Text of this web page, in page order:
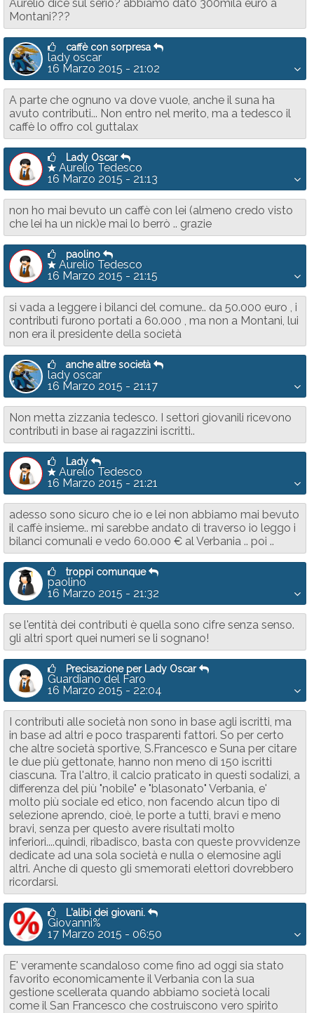
Aurelio dice sul serio? abbiamo dato 300mila euro a
Montani???
caffè con sorpresa
lady oscar
16 Marzo 2015 - 21:02
A parte che ognuno va dove vuole, anche il suna ha
avuto contributi... Non entro nel merito, ma a tedesco il
caffè lo offro col guttalax
Lady Oscar
Aurelio Tedesco
16 Marzo 2015 - 21:13
non ho mai bevuto un caffè con lei (almeno credo visto
che lei ha un nick)e mai lo berrò .. grazie
paolino
Aurelio Tedesco
16 Marzo 2015 - 21:15
si vada a leggere i bilanci del comune.. da 50.000 euro , i
contributi furono portati a 60.000 , ma non a Montani, lui
non era il presidente della società
anche altre società
lady oscar
16 Marzo 2015 - 21:17
Non metta zizzania tedesco. I settori giovanili ricevono
contributi in base ai ragazzini iscritti..
Lady
Aurelio Tedesco
16 Marzo 2015 - 21:21
adesso sono sicuro che io e lei non abbiamo mai bevuto
il caffè insieme.. mi sarebbe andato di traverso io leggo i
bilanci comunali e vedo 60.000 € al Verbania .. poi ..
troppi comunque
paolino
16 Marzo 2015 - 21:32
se l'entità dei contributi è quella sono cifre senza senso.
gli altri sport quei numeri se li sognano!
Precisazione per Lady Oscar
Guardiano del Faro
16 Marzo 2015 - 22:04
I contributi alle società non sono in base agli iscritti, ma
in base ad altri e poco trasparenti fattori. So per certo
che altre società sportive, S.Francesco e Suna per citare
le due più gettonate, hanno non meno di 150 iscritti
ciascuna. Tra l'altro, il calcio praticato in questi sodalizi, a
differenza del più "nobile" e "blasonato" Verbania, e'
molto più sociale ed etico, non facendo alcun tipo di
selezione aprendo, cioè, le porte a tutti, bravi e meno
bravi, senza per questo avere risultati molto
inferiori....quindi, ribadisco, basta con queste provvidenze
dedicate ad una sola società e nulla o elemosine agli
altri. Anche di questo gli smemorati elettori dovrebbero
ricordarsi.
L'alibi dei giovani.
Giovanni%
17 Marzo 2015 - 06:50
E' veramente scandaloso come fino ad oggi sia stato
favorito economicamente il Verbania con la sua
gestione scellerata quando abbiamo società locali
come il San Francesco che costruiscono vero spirito